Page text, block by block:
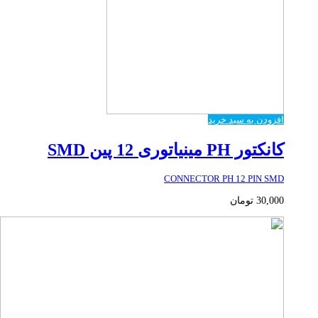
افزودن به سبد خرید
کانکتور PH مینیاتوری 12 پین SMD
CONNECTOR PH 12 PIN SMD
30,000 تومان